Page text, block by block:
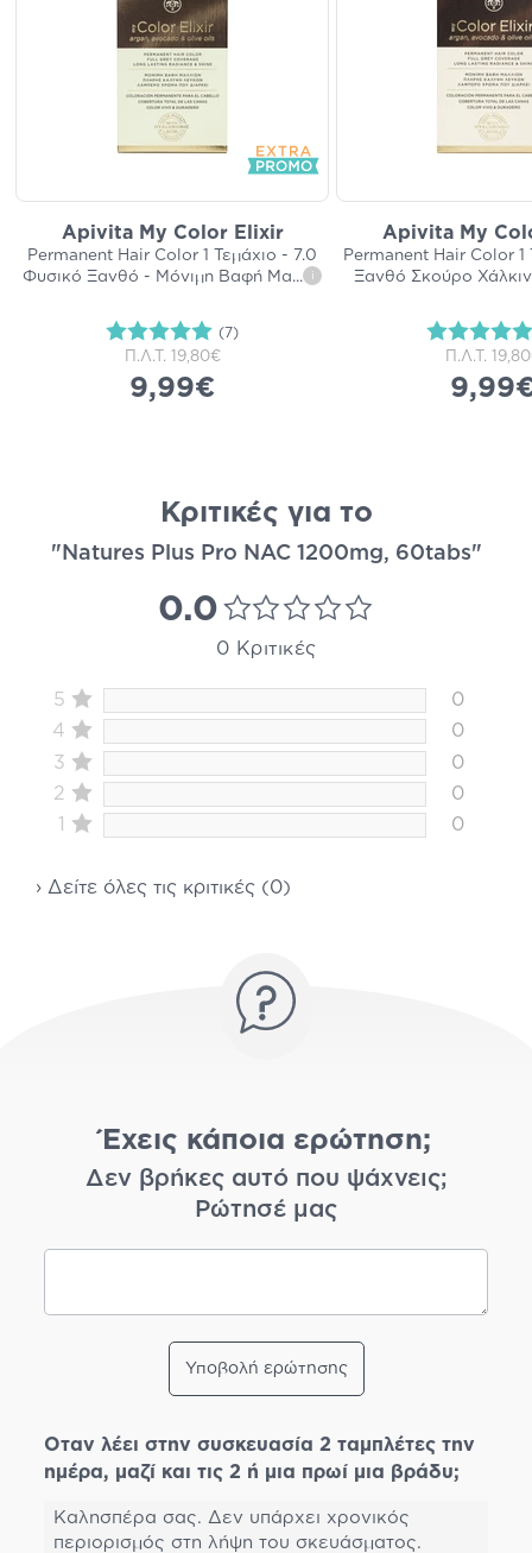
Apivita My Color Elixir
Permanent Hair Color 1 Τεμάχιο - 7.0
Φυσικό Ξανθό - Μόνιμη Βαφή Μα... i
(7)
Π.Λ.Τ. 19,80€
9,99€
Apivita My
Permanent Hair Color 1
Ξανθό Σκούρο
Π.Λ.Τ.
Κριτικές για το
"Natures Plus Pro NAC 1200mg, 60tabs"
0.0
0 Κριτικές
5
0
4
0
3
0
2
0
1
0
› Δείτε όλες τις κριτικές (0)
Έχεις κάποια ερώτηση;
Δεν βρήκες αυτό που ψάχνεις;
Ρώτησέ μας
Υποβολή ερώτησης
Oταν λέει στην συσκευασία 2 ταμπλέτες την
ημέρα, μαζί και τις 2 ή μια πρωί μια βράδυ;
Καλησπέρα σας. Δεν υπάρχει χρονικός
περιορισμός στη λήψη του σκευάσματος.